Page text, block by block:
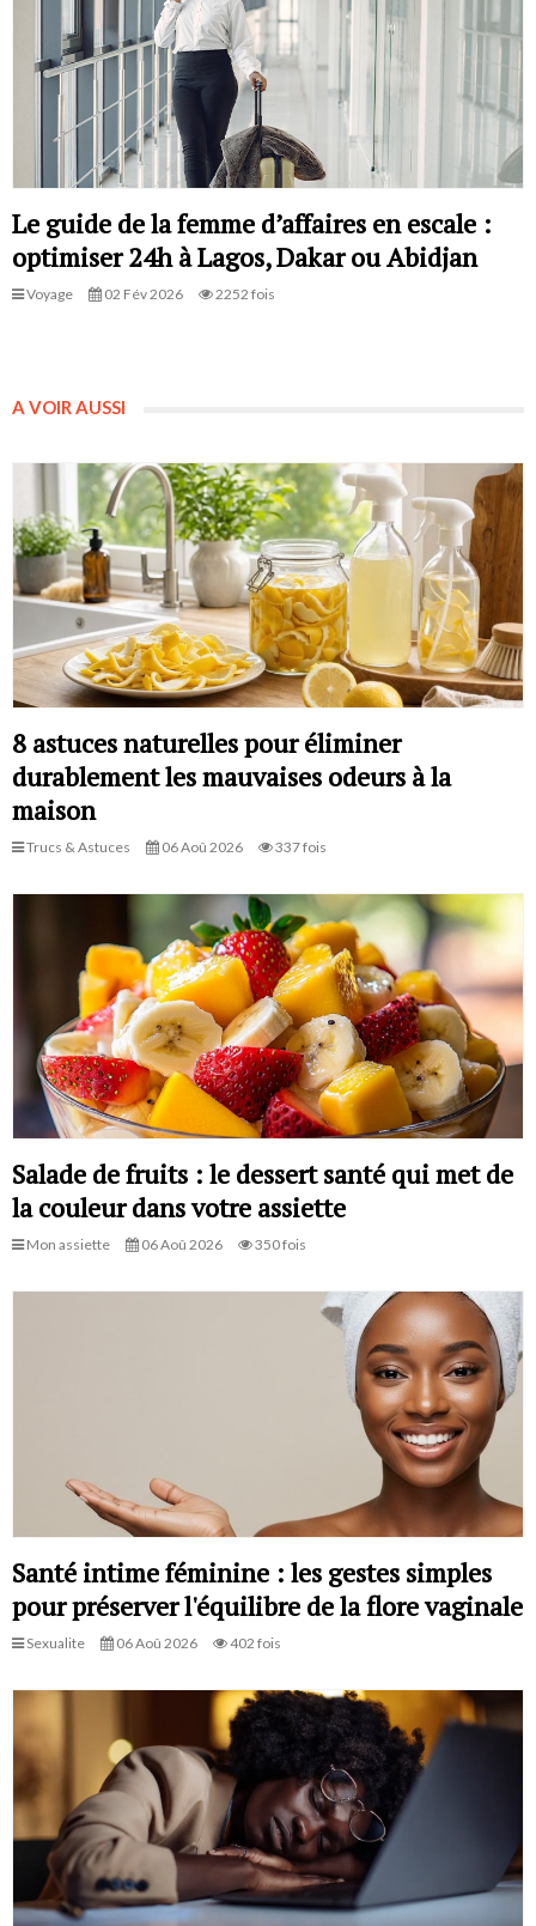
Le guide de la femme d’affaires en escale :
optimiser 24h à Lagos, Dakar ou Abidjan
Voyage 02 Fév 2026 2252 fois
A VOIR AUSSI
8 astuces naturelles pour éliminer
durablement les mauvaises odeurs à la
maison
Trucs & Astuces 06 Aoû 2026 337 fois
Salade de fruits : le dessert santé qui met de
la couleur dans votre assiette
Mon assiette 06 Aoû 2026 350 fois
Santé intime féminine : les gestes simples
pour préserver l'équilibre de la flore vaginale
Sexualite 06 Aoû 2026 402 fois